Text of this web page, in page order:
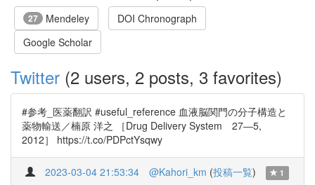
27 Mendeley
DOI Chronograph
Google Scholar
Twitter (2 users, 2 posts, 3 favorites)
#参考_医薬翻訳 #useful_reference 血液脳関門の分子構造と
薬物輸送／楠原 洋之 ［Drug Delivery System 27―5,
2012］ https://t.co/PDPctYsqwy
2023-03-04 21:53:34 @Kahori_km (投稿一覧) 1